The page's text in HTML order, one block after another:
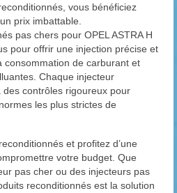
vous bénéficiez
prix imbattable.
pas chers pour OPEL ASTRA H
pour offrir une injection précise et
consommation de carburant et
Chaque injecteur
contrôles rigoureux pour
les plus strictes de
et profitez d’une
votre budget. Que
pas cher ou des injecteurs pas
reconditionnés est la solution